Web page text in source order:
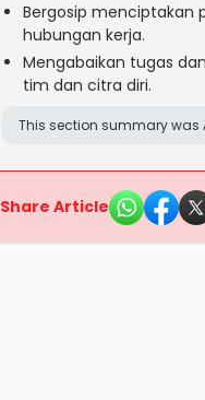
Bergosip menciptakan
hubungan kerja.
Mengabaikan tugas
tim dan citra diri.
This section summary was
Share Article